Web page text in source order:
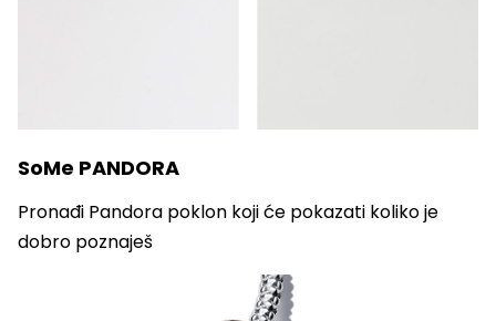
SoMe PANDORA
Pronađi Pandora poklon koji će pokazati koliko je
dobro poznaješ